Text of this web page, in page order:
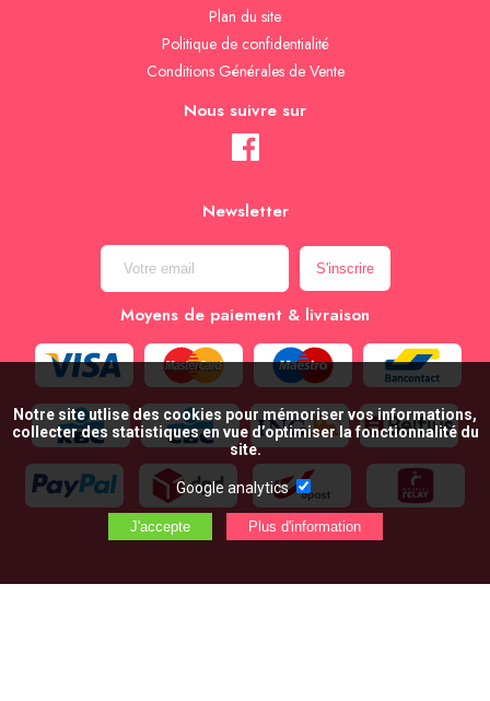
Plan du site
Politique de confidentialité
Conditions Générales de Vente
Nous suivre sur
Newsletter
Moyens de paiement & livraison
Notre site utlise des cookies pour mémoriser vos informations,
collecter des statistiques en vue d’optimiser la fonctionnalité du
site.
Google analytics